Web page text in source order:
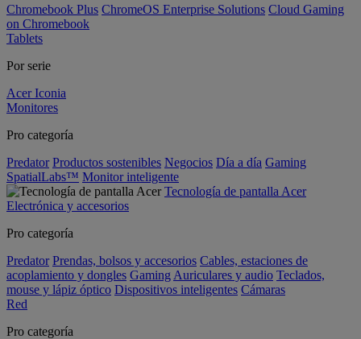
Chromebook Plus ChromeOS Enterprise Solutions Cloud Gaming
on Chromebook
Tablets
Por serie
Acer Iconia
Monitores
Pro categoría
Predator Productos sostenibles Negocios Día a día Gaming
SpatialLabs™ Monitor inteligente
Tecnología de pantalla Acer
Electrónica y accesorios
Pro categoría
Predator Prendas, bolsos y accesorios Cables, estaciones de
acoplamiento y dongles Gaming Auriculares y audio Teclados,
mouse y lápiz óptico Dispositivos inteligentes Cámaras
Red
Pro categoría